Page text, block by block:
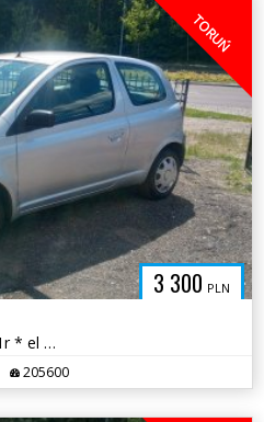
3 300 PLN
TORUŃ
Toyota Yaris 1.0B 68KM 2001r * el szyby radio klimatyzacja * TORUŃ
205600